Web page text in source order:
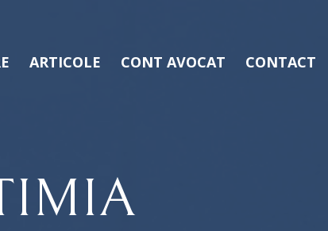
ARTICOLE CONT AVOCAT CONTACT